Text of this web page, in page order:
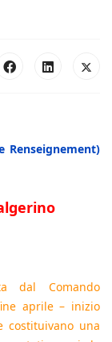
Renseignement)
dal Comando
aprile – inizio
una